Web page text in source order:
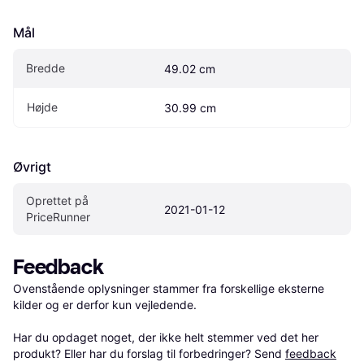
Mål
Bredde 49.02 cm
Højde 30.99 cm
Øvrigt
Oprettet på
PriceRunner
2021-01-12
Feedback
Ovenstående oplysninger stammer fra forskellige eksterne
kilder og er derfor kun vejledende.
Har du opdaget noget, der ikke helt stemmer ved det her
produkt? Eller har du forslag til forbedringer? Send feedback